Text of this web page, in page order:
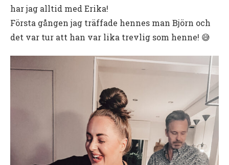
har jag alltid med Erika!
Första gången jag träffade hennes man Björn och
det var tur att han var lika trevlig som henne! 😅